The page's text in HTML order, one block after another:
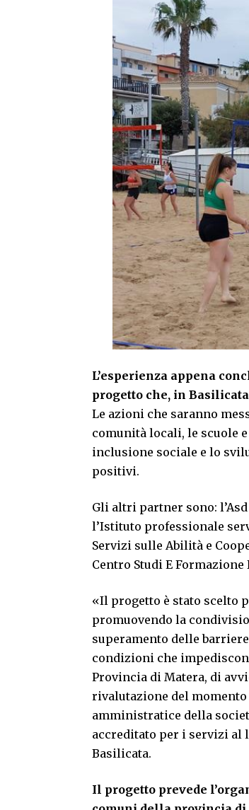
L’esperienza appena
progetto che, in
Le azioni che saranno
comunità locali, le scuole
inclusione sociale e lo
positivi.
Gli altri partner sono:
l’Istituto professionale
Servizi sulle Abilità e
Centro Studi E
«Il progetto è stato scelto
promuovendo la
superamento delle
condizioni che
Provincia di Matera, di
rivalutazione del
amministratice della
accreditato per i servizi al
Basilicata.
Il progetto prevede